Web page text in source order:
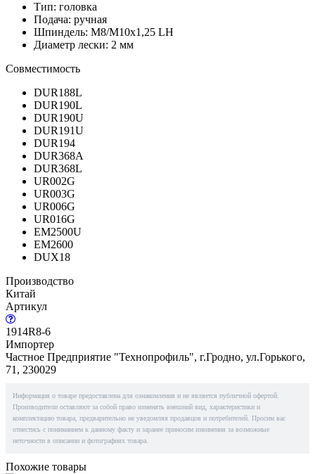
Тип: головка
Подача: ручная
Шпиндель: M8/М10х1,25 LH
Диаметр лески: 2 мм
Совместимость
DUR188L
DUR190L
DUR190U
DUR191U
DUR194
DUR368A
DUR368L
UR002G
UR003G
UR006G
UR016G
EM2500U
EM2600
DUX18
Производство
Китай
Артикул
1914R8-6
Импортер
Частное Предприятие "Технопрофиль", г.Гродно, ул.Горького,
71, 230029
Информация о товаре предоставлена для ознакомления и не является публичной офертой.
Производители оставляют за собой право изменять внешний вид, характеристики и
комплектацию товара, предварительно не уведомляя продавцов и потребителей. Просим вас
отнестись с пониманием к данному факту и заранее приносим извинения за возможные
неточности в описании и фотографиях товара.
Похожие товары